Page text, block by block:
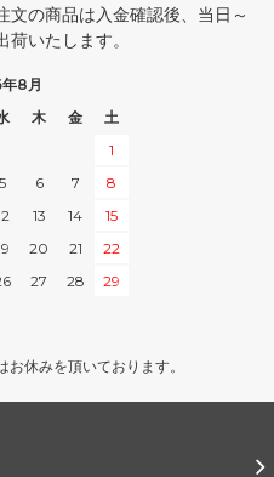
文の商品は入金確認後、当日～
荷いたします。
8月
木 金
土
1
5 6 7
8
13 14
15
20 21
22
27 28
29
休みを頂いております。